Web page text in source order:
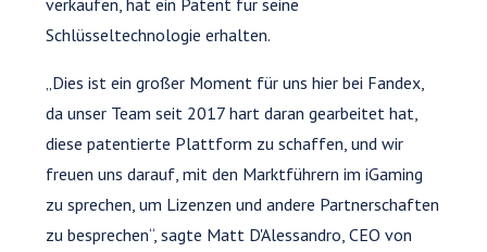
Schlüsseltechnologie erhalten.
„Dies ist ein großer Moment für uns hier bei Fandex,
da unser Team seit 2017 hart daran gearbeitet hat,
diese patentierte Plattform zu schaffen, und wir
freuen uns darauf, mit den Marktführern im iGaming
zu sprechen, um Lizenzen und andere Partnerschaften
zu besprechen“, sagte Matt D'Alessandro, CEO von